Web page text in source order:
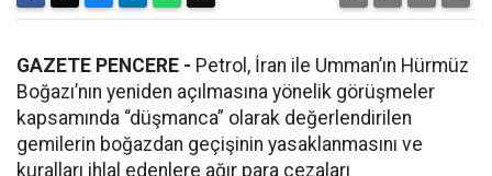
GAZETE PENCERE - Petrol, İran ile Umman’ın Hürmüz
Boğazı’nın yeniden açılmasına yönelik görüşmeler
kapsamında “düşmanca” olarak değerlendirilen
gemilerin boğazdan geçişinin yasaklanmasını ve
kuralları ihlal edenlere ağır para cezaları